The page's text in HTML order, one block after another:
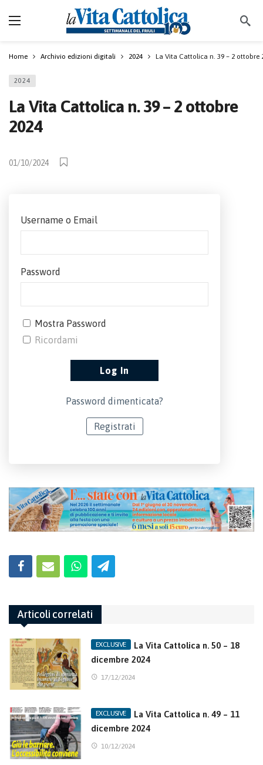
Home Archivio edizioni digitali 2024 La Vita Cattolica n. 39 – 2 ottobre
2024
La Vita Cattolica n. 39 – 2 ottobre
2024
01/10/2024
Username o Email
Password
Mostra Password
Ricordami
Password dimenticata?
Registrati
Articoli correlati
La Vita Cattolica n. 50 – 18
dicembre 2024
17/12/2024
La Vita Cattolica n. 49 – 11
dicembre 2024
10/12/2024